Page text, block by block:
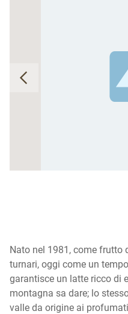
Nato nel 1981, come frutto
turnari, oggi come un
garantisce un latte ricco di
montagna sa dare; lo
valle da origine ai